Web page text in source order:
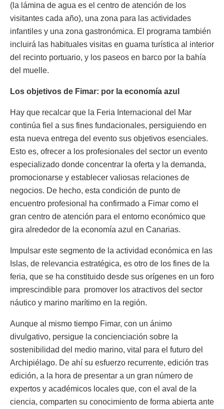
(la lámina de agua es el centro de atención de los
visitantes cada año), una zona para las actividades
infantiles y una zona gastronómica. El programa también
incluirá las habituales visitas en guama turística al interior
del recinto portuario, y los paseos en barco por la bahía
del muelle.
Los objetivos de Fimar: por la economía azul
Hay que recalcar que la Feria Internacional del Mar
continúa fiel a sus fines fundacionales, persiguiendo en
esta nueva entrega del evento sus objetivos esenciales.
Esto es, ofrecer a los profesionales del sector un evento
especializado donde concentrar la oferta y la demanda,
promocionarse y establecer valiosas relaciones de
negocios. De hecho, esta condición de punto de
encuentro profesional ha confirmado a Fimar como el
gran centro de atención para el entorno económico que
gira alrededor de la economía azul en Canarias.
Impulsar este segmento de la actividad económica en las
Islas, de relevancia estratégica, es otro de los fines de la
feria, que se ha constituido desde sus orígenes en un foro
imprescindible para promover los atractivos del sector
náutico y marino marítimo en la región.
Aunque al mismo tiempo Fimar, con un ánimo
divulgativo, persigue la concienciación sobre la
sostenibilidad del medio marino, vital para el futuro del
Archipiélago. De ahí su esfuerzo recurrente, edición tras
edición, a la hora de presentar a un gran número de
expertos y académicos locales que, con el aval de la
ciencia, comparten su conocimiento de forma abierta ante